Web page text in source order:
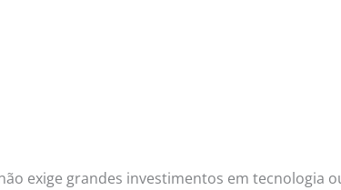
exige grandes investimentos em tecnologia